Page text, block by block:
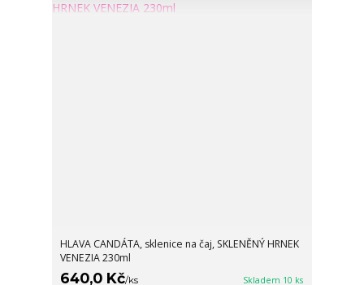
HLAVA CANDÁTA, sklenice na čaj, SKLENĚNÝ HRNEK
VENEZIA 230ml
640,0 Kč/ks Skladem 10 ks